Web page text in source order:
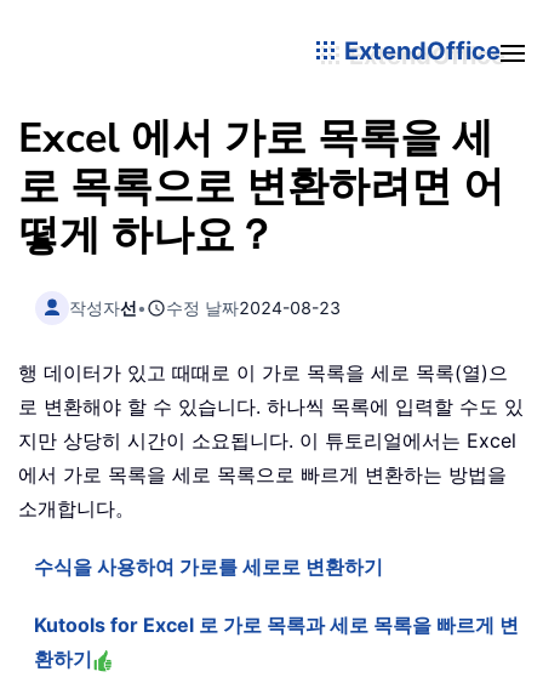
ExtendOffice
Excel 에서 가로 목록을 세
로 목록으로 변환하려면 어
떻게 하나요？
작성자선• 수정 날짜2024-08-23
행 데이터가 있고 때때로 이 가로 목록을 세로 목록(열)으
로 변환해야 할 수 있습니다. 하나씩 목록에 입력할 수도 있
지만 상당히 시간이 소요됩니다. 이 튜토리얼에서는 Excel
에서 가로 목록을 세로 목록으로 빠르게 변환하는 방법을
소개합니다。
수식을 사용하여 가로를 세로로 변환하기
Kutools for Excel 로 가로 목록과 세로 목록을 빠르게 변
환하기